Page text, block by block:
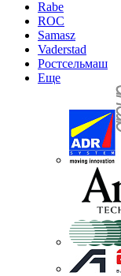
Rabe
ROC
Samasz
Vaderstad
Ростсельмаш
Еще